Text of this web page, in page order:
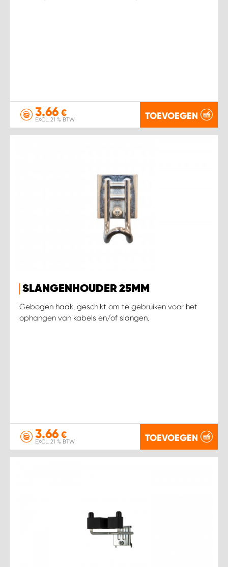
3.66 €
EXCL. 21 % BTW TOEVOEGEN
SLANGENHOUDER 25MM
Gebogen haak, geschikt om te gebruiken voor het
ophangen van kabels en/of slangen.
3.66 €
EXCL. 21 % BTW TOEVOEGEN